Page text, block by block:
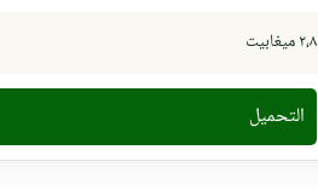
٢،٨ ميغابيت
التحميل